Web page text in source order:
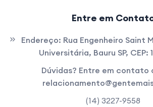
Entre em
Endereço: Rua Engenheiro Saint
Universitária, Bauru SP, CEP:
Dúvidas? Entre em contato
(14) 3227-9558